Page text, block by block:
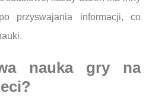
przyswajania informacji, co
nauka gry na